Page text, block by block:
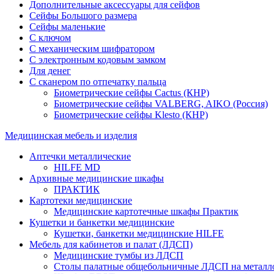
Дополнительные аксессуары для сейфов
Сейфы Большого размера
Сейфы маленькие
С ключом
С механическим шифратором
С электронным кодовым замком
Для денег
С сканером по отпечатку пальца
Биометрические сейфы Cactus (КНР)
Биометрические сейфы VALBERG, AIKO (Россия)
Биометрические сейфы Klesto (КНР)
Медицинская мебель и изделия
Аптечки металлические
HILFE MD
Архивные медицинские шкафы
ПРАКТИК
Картотеки медицинские
Медицинские картотечные шкафы Практик
Кушетки и банкетки медицинские
Кушетки, банкетки медицинские HILFE
Мебель для кабинетов и палат (ЛДСП)
Медицинские тумбы из ЛДСП
Столы палатные общебольничные ЛДСП на